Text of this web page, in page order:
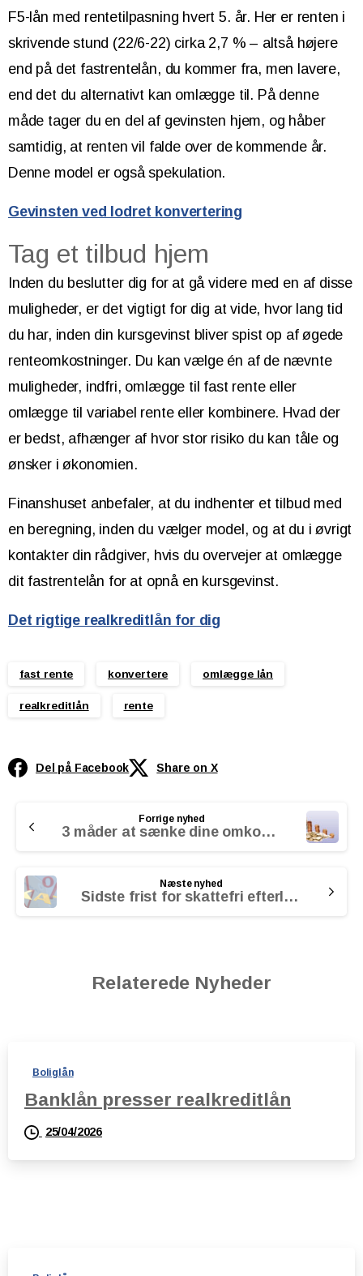
F5-lån med rentetilpasning hvert 5. år. Her er renten i
skrivende stund (22/6-22) cirka 2,7 % – altså højere
end på det fastrentelån, du kommer fra, men lavere,
end det du alternativt kan omlægge til. På denne
måde tager du en del af gevinsten hjem, og håber
samtidig, at renten vil falde over de kommende år.
Denne model er også spekulation.
Gevinsten ved lodret konvertering
Tag et tilbud hjem
Inden du beslutter dig for at gå videre med en af disse
muligheder, er det vigtigt for dig at vide, hvor lang tid
du har, inden din kursgevinst bliver spist op af øgede
renteomkostninger. Du kan vælge én af de nævnte
muligheder, indfri, omlægge til fast rente eller
omlægge til variabel rente eller kombinere. Hvad der
er bedst, afhænger af hvor stor risiko du kan tåle og
ønsker i økonomien.
Finanshuset anbefaler, at du indhenter et tilbud med
en beregning, inden du vælger model, og at du i øvrigt
kontakter din rådgiver, hvis du overvejer at omlægge
dit fastrentelån for at opnå en kursgevinst.
Det rigtige realkreditlån for dig
fast rente konvertere omlægge lån
realkreditlån rente
Del på Facebook Share on X
Reading
Forrige nyhed
3 måder at sænke dine omkostninger
Næste nyhed
Sidste frist for skattefri efterlønspenge
Relaterede Nyheder
Boliglån
Banklån presser realkreditlån
25/04/2026